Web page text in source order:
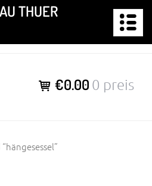
THUER
€0.00 0 preis